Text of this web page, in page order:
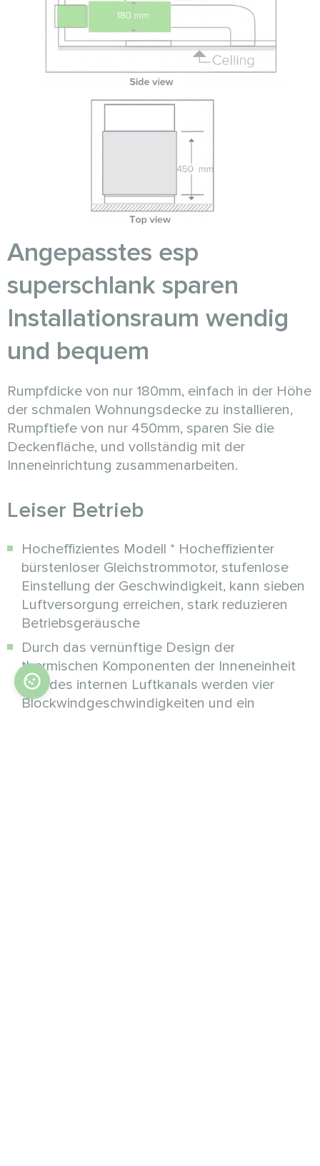
Angepasstes esp
superschlank sparen
Installationsraum wendig
und bequem
Rumpfdicke von nur 180mm, einfach in der Höhe
der schmalen Wohnungsdecke zu installieren,
Rumpftiefe von nur 450mm, sparen Sie die
Deckenfläche, und vollständig mit der
Inneneinrichtung zusammenarbeiten.
Leiser Betrieb
Hocheffizientes Modell * Hocheffizienter
bürstenloser Gleichstrommotor, stufenlose
Einstellung der Geschwindigkeit, kann sieben
Luftversorgung erreichen, stark reduzieren
Betriebsgeräusche
Durch das vernünftige Design der
thermischen Komponenten der Inneneinheit
und des internen Luftkanals werden vier
Blockwindgeschwindigkeiten und ein